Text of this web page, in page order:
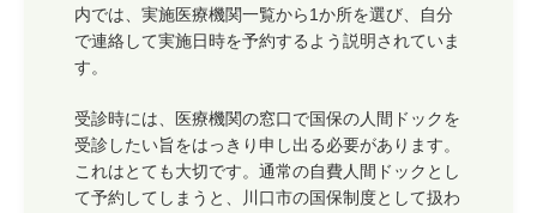
内では、実施医療機関一覧から1か所を選び、自分
で連絡して実施日時を予約するよう説明されていま
す。
受診時には、医療機関の窓口で国保の人間ドックを
受診したい旨をはっきり申し出る必要があります。
これはとても大切です。通常の自費人間ドックとし
て予約してしまうと、川口市の国保制度として扱わ